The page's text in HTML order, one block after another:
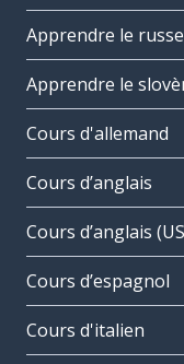
Apprendre le russe
Apprendre le
Cours d'allemand
Cours d’anglais
Cours d’anglais
Cours d’espagnol
Cours d'italien